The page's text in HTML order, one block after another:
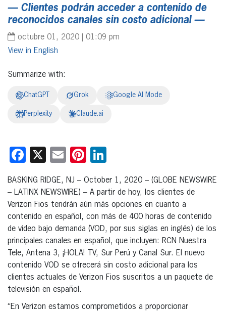
— Clientes podrán acceder a contenido de
reconocidos canales sin costo adicional —
octubre 01, 2020 | 01:09 pm
English
Summarize with:
ChatGPT Grok Google AI Mode
Perplexity Claude.ai
Facebook
X EmailPinterest
BASKING RIDGE, NJ – October 1, 2020 – (GLOBE NEWSWIRE
– LATINX NEWSWIRE) – A partir de hoy, los clientes de
Verizon Fios tendrán aún más opciones en cuanto a
contenido en español, con más de 400 horas de contenido
de video bajo demanda (VOD, por sus siglas en inglés) de los
principales canales en español, que incluyen: RCN Nuestra
Tele, Antena 3, ¡HOLA! TV, Sur Perú y Canal Sur. El nuevo
contenido VOD se ofrecerá sin costo adicional para los
clientes actuales de Verizon Fios suscritos a un paquete de
televisión en español.
“En Verizon estamos comprometidos a proporcionar